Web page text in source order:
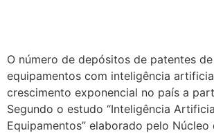
O número de depósitos de patentes
equipamentos com inteligência
crescimento exponencial no país a
Segundo o estudo “Inteligência
Equipamentos” elaborado pelo Núcleo